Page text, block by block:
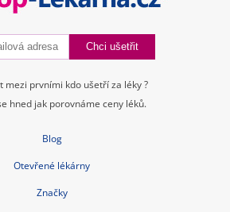
mezi prvními kdo ušetří za léky ?
hned jak porovnáme ceny léků.
Blog
Otevřené lékárny
Značky